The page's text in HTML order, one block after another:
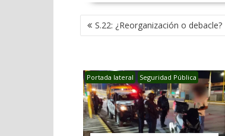
NAVEGACIÓN
DE S.22: ¿Reorganización o debacle?
Portada lateral Seguridad Pública